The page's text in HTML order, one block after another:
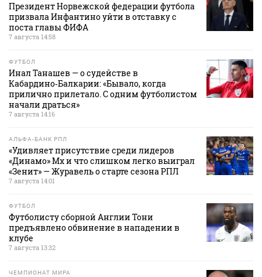
Президент Норвежской федерации футбола
призвала Инфантино уйти в отставку с
поста главы ФИФА
7 августа 14:58
ФУТБОЛ
Инал Танашев — о судействе в
Кабардино‑Балкарии: «Бывало, когда
прилично прилетало. С одним футболистом
начали драться»
7 августа 14:16
АЛЬФА-БАНК РПЛ
«Удивляет присутствие среди лидеров
«Динамо» Мх и что слишком легко выиграл
«Зенит» — Журавель о старте сезона РПЛ
7 августа 14:01
ФУТБОЛ
Футболисту сборной Англии Тони
предъявлено обвинение в нападении в
клубе
7 августа 13:32
ЧЕМПИОНАТ МИРА